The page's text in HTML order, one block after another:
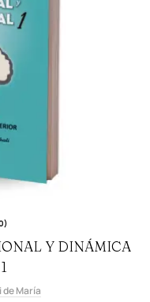
Y DINÁMICA
de María